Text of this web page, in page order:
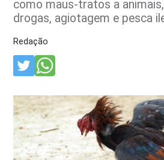
como maus-tratos a
drogas, agiotagem e pesca
Redação